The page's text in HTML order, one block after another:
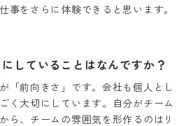
していることはなんですか？
「前向きさ」です。会社も個人とし
く大切にしています。自分がチーム
ら、チームの雰囲気を形作るのはリ